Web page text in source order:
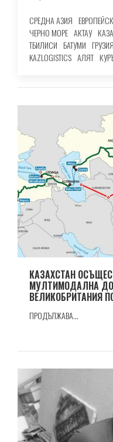
СРЕДНА АЗИЯ
ЧЕРНО МОРЕ АКТАУ
ТБИЛИСИ БАТУМИ ГРУЗИЯ
KAZLOGISTICS АЛЯТ
КАЗАХСТАН
МУЛТИМОДАЛНА
ВЕЛИКОБРИТАНИЯ
ПРОДЪЛЖАВА...